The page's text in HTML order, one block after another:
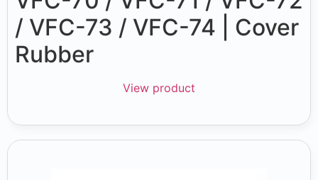
/ VFC-73 / VFC-74 | Cover
Rubber
View product